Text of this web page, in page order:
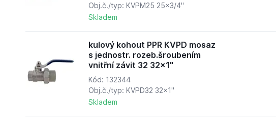
Obj.č./typ: KVPM25 25x3/4"
Skladem
kulový kohout PPR KVPD mosaz
s jednostr. rozeb.šroubením
vnitřní závit 32 32x1"
Kód: 132344
Obj.č./typ: KVPD32 32x1"
Skladem